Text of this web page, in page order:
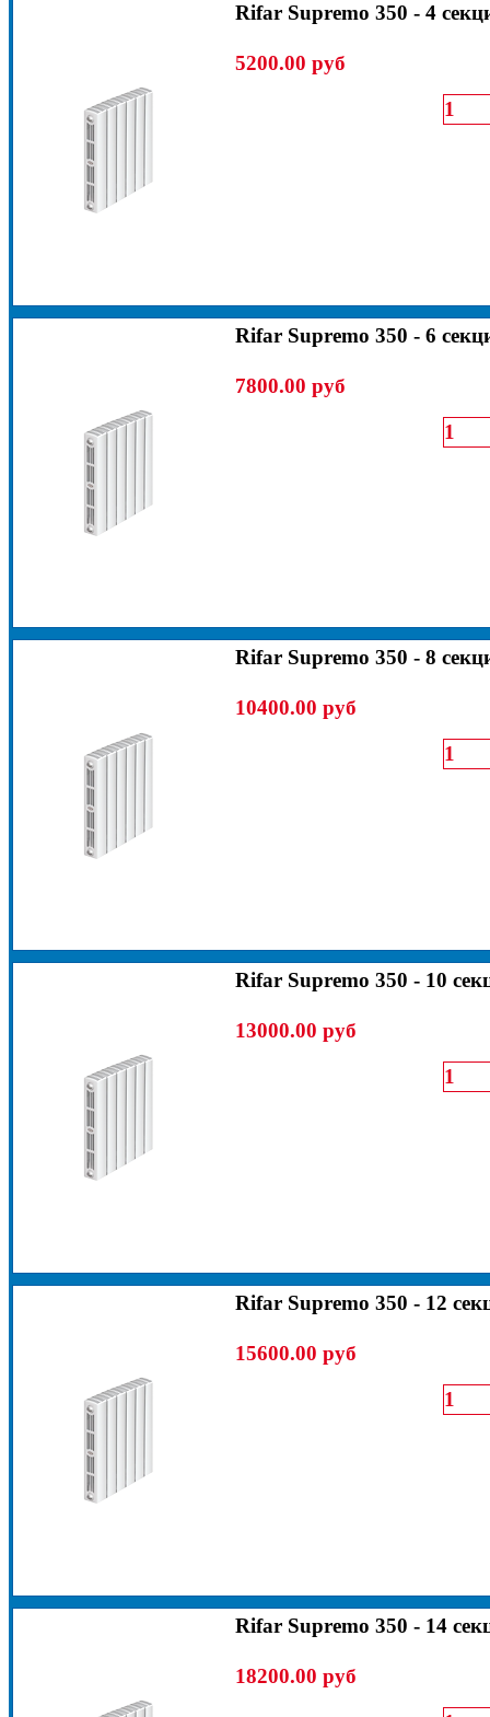
Rifar Supremo 350 - 4
5200.00 руб
Rifar Supremo 350 - 6
7800.00 руб
Rifar Supremo 350 - 8
10400.00 руб
Rifar Supremo 350 - 10
13000.00 руб
Rifar Supremo 350 - 12
15600.00 руб
Rifar Supremo 350 - 14
18200.00 руб